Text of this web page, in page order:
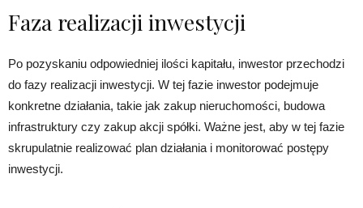
Faza realizacji inwestycji
Po pozyskaniu odpowiedniej ilości kapitału, inwestor przechodzi
do fazy realizacji inwestycji. W tej fazie inwestor podejmuje
konkretne działania, takie jak zakup nieruchomości, budowa
infrastruktury czy zakup akcji spółki. Ważne jest, aby w tej fazie
skrupulatnie realizować plan działania i monitorować postępy
inwestycji.